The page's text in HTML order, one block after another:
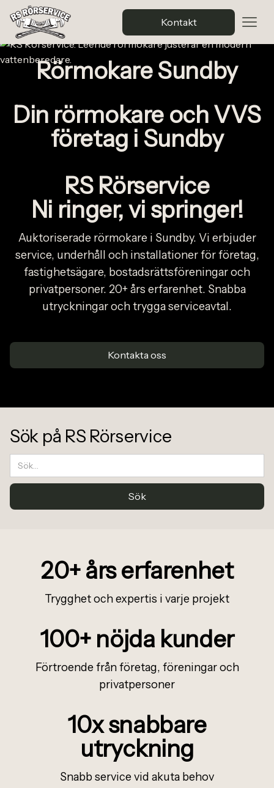
Kontakt
Rörmokare Sundby
Din rörmokare och VVS
företag i Sundby
RS Rörservice
Ni ringer, vi springer!
Auktoriserade rörmokare i Sundby. Vi erbjuder
service, underhåll och installationer för företag,
fastighetsägare, bostadsrättsföreningar och
privatpersoner. 20+ års erfarenhet. Snabba
utryckningar och trygga serviceavtal.
Kontakta oss
Sök på RS Rörservice
20+års erfarenhet
Trygghet och expertis i varje projekt
100+ nöjda kunder
Förtroende från företag, föreningar och
privatpersoner
10x snabbare
utryckning
Snabb service vid akuta behov